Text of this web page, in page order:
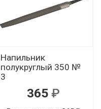
Напильник
полукруглый 350 №
3
365